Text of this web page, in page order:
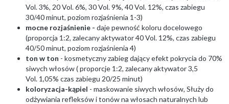
Vol. 3%, 20 Vol. 6%, 30 Vol. 9%, 40 Vol. 12%, czas zabiegu
30/40 minut, poziom rozjaśnienia 1-3)
mocne rozjaśnienie - daje pewność koloru docelowego
(proporcja 1:2, zalecany aktywator 40 Vol. 12%, czas zabiegu
40/50 minut, poziom rozjaśnienia 4)
ton w ton - kosmetyczny zabieg dający efekt pokrycia do 70%
siwych włosów ( proporcje 1:2, zalecany aktywator 3,5
Vol. 1,05% czas zabiegu 20/25 minut)
koloryzacja-kąpiel - maskowanie siwych włosów, Służy do
odżywiania refleksów i tonów na włosach naturalnych lub